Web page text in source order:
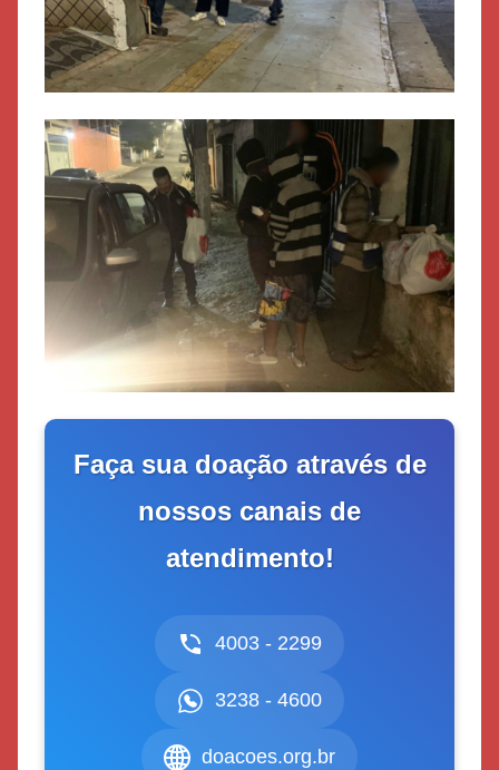
Faça sua doação através de
nossos canais de
atendimento!
4003 - 2299
3238 - 4600
doacoes.org.br